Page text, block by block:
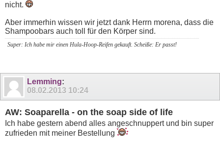
nicht.
Aber immerhin wissen wir jetzt dank Herrn morena, dass die
Shampoobars auch toll für den Körper sind.
Super: Ich habe mir einen Hula-Hoop-Reifen gekauft. Scheiße: Er passt!
Lemming:
08.02.2013 10:24
AW: Soaparella - on the soap side of life
Ich habe gestern abend alles angeschnuppert und bin super
zufrieden mit meiner Bestellung